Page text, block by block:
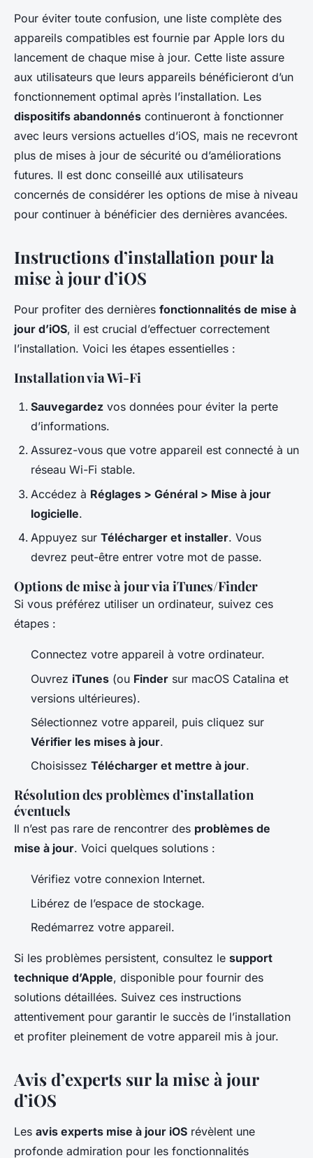
Pour éviter toute confusion, une liste complète des
appareils compatibles est fournie par Apple lors du
lancement de chaque mise à jour. Cette liste assure
aux utilisateurs que leurs appareils bénéficieront d’un
fonctionnement optimal après l’installation. Les
dispositifs abandonnés continueront à fonctionner
avec leurs versions actuelles d’iOS, mais ne recevront
plus de mises à jour de sécurité ou d’améliorations
futures. Il est donc conseillé aux utilisateurs
concernés de considérer les options de mise à niveau
pour continuer à bénéficier des dernières avancées.
Instructions d’installation pour la
mise à jour d’iOS
Pour profiter des dernières fonctionnalités de mise à
jour d’iOS, il est crucial d’effectuer correctement
l’installation. Voici les étapes essentielles :
Installation via Wi-Fi
Sauvegardez vos données pour éviter la perte
d’informations.
Assurez-vous que votre appareil est connecté à un
réseau Wi-Fi stable.
Accédez à Réglages > Général > Mise à jour
logicielle.
Appuyez sur Télécharger et installer. Vous
devrez peut-être entrer votre mot de passe.
Options de mise à jour via iTunes/Finder
Si vous préférez utiliser un ordinateur, suivez ces
étapes :
Connectez votre appareil à votre ordinateur.
Ouvrez iTunes (ou Finder sur macOS Catalina et
versions ultérieures).
Sélectionnez votre appareil, puis cliquez sur
Vérifier les mises à jour.
Choisissez Télécharger et mettre à jour.
Résolution des problèmes d’installation
éventuels
Il n’est pas rare de rencontrer des problèmes de
mise à jour. Voici quelques solutions :
Vérifiez votre connexion Internet.
Libérez de l’espace de stockage.
Redémarrez votre appareil.
Si les problèmes persistent, consultez le support
technique d’Apple, disponible pour fournir des
solutions détaillées. Suivez ces instructions
attentivement pour garantir le succès de l’installation
et profiter pleinement de votre appareil mis à jour.
Avis d’experts sur la mise à jour
d’iOS
Les avis experts mise à jour iOS révèlent une
profonde admiration pour les fonctionnalités